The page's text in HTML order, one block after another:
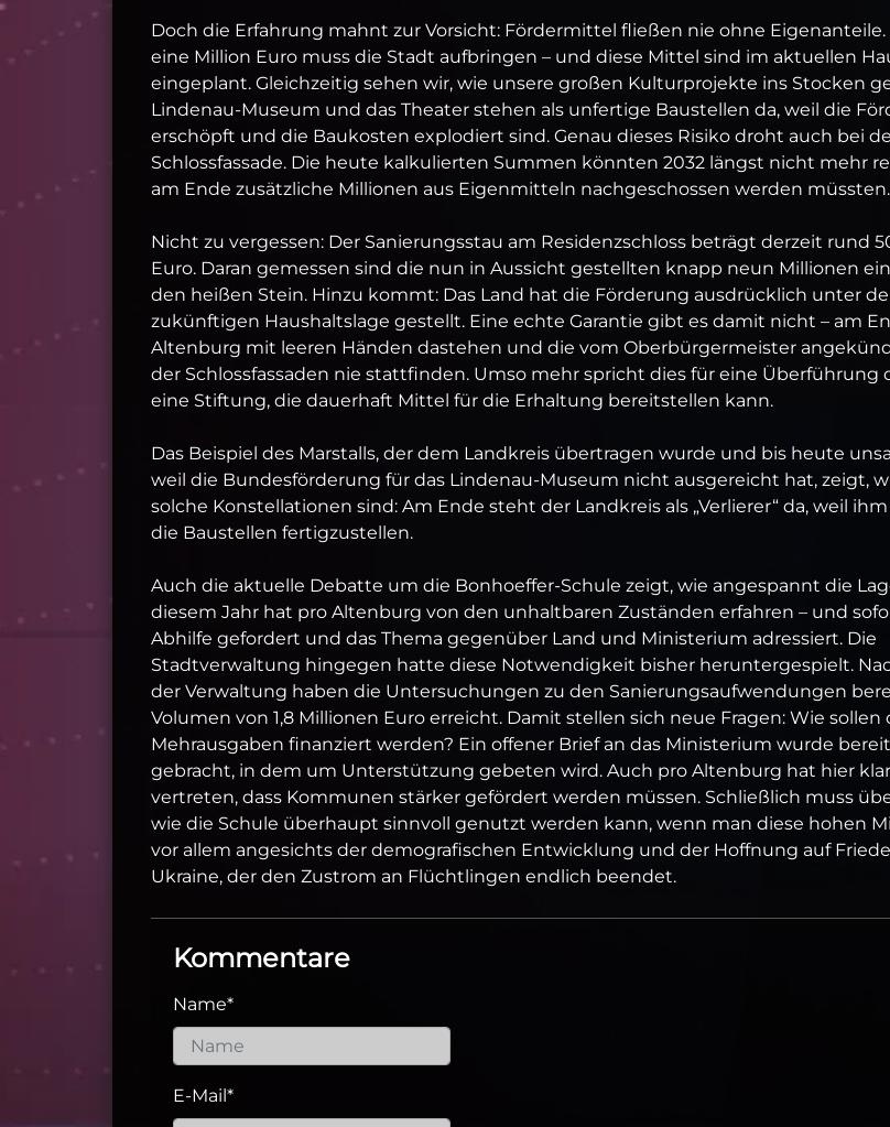
Doch die Erfahrung mahnt zur Vorsicht: Fördermittel fließen nie ohne
eine Million Euro muss die Stadt aufbringen – und diese Mittel sind im aktuellen
eingeplant. Gleichzeitig sehen wir, wie unsere großen Kulturprojekte ins Stocken
Lindenau-Museum und das Theater stehen als unfertige Baustellen da, weil die
erschöpft und die Baukosten explodiert sind. Genau dieses Risiko droht auch bei
Schlossfassade. Die heute kalkulierten Summen könnten 2032 längst nicht mehr
am Ende zusätzliche Millionen aus Eigenmitteln nachgeschossen werden müssten.
Nicht zu vergessen: Der Sanierungsstau am Residenzschloss beträgt derzeit rund
Euro. Daran gemessen sind die nun in Aussicht gestellten knapp neun Millionen
den heißen Stein. Hinzu kommt: Das Land hat die Förderung ausdrücklich unter
zukünftigen Haushaltslage gestellt. Eine echte Garantie gibt es damit nicht – am
Altenburg mit leeren Händen dastehen und die vom Oberbürgermeister
der Schlossfassaden nie stattfinden. Umso mehr spricht dies für eine Überführung
eine Stiftung, die dauerhaft Mittel für die Erhaltung bereitstellen kann.
Das Beispiel des Marstalls, der dem Landkreis übertragen wurde und bis heute
weil die Bundesförderung für das Lindenau-Museum nicht ausgereicht hat, zeigt,
solche Konstellationen sind: Am Ende steht der Landkreis als „Verlierer“ da, weil
die Baustellen fertigzustellen.
Auch die aktuelle Debatte um die Bonhoeffer-Schule zeigt, wie angespannt die
diesem Jahr hat pro Altenburg von den unhaltbaren Zuständen erfahren – und
Abhilfe gefordert und das Thema gegenüber Land und Ministerium adressiert. Die
Stadtverwaltung hingegen hatte diese Notwendigkeit bisher heruntergespielt.
der Verwaltung haben die Untersuchungen zu den Sanierungsaufwendungen
Volumen von 1,8 Millionen Euro erreicht. Damit stellen sich neue Fragen: Wie sollen
Mehrausgaben finanziert werden? Ein offener Brief an das Ministerium wurde
gebracht, in dem um Unterstützung gebeten wird. Auch pro Altenburg hat hier
vertreten, dass Kommunen stärker gefördert werden müssen. Schließlich muss
wie die Schule überhaupt sinnvoll genutzt werden kann, wenn man diese hohen
vor allem angesichts der demografischen Entwicklung und der Hoffnung auf
Ukraine, der den Zustrom an Flüchtlingen endlich beendet.
Kommentare
Name*
E-Mail*